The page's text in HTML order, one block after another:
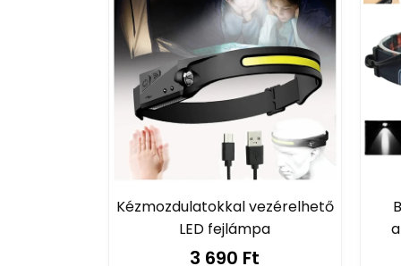
Nyereg és nyeregvédő: Találd
Kesztyűk:
A különböző időjárási
Szivattyúk és javítókészletek:
alkatrészeket,hogy útközben is el
Teljesítményfokozás
Pedálok:
Válassz a
Kormányok és kormányok:
Kiegészítők:Széles
számítógépek és pulzusmérők.
Kézmozdulatokkal vezérelhető
LED fejlámpa
3 690 Ft